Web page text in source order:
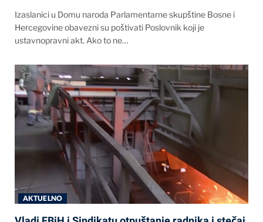
Izaslanici u Domu naroda Parlamentarne skupštine Bosne i
Hercegovine obavezni su poštivati Poslovnik koji je
ustavnopravni akt. Ako to ne…
AKTUELNO